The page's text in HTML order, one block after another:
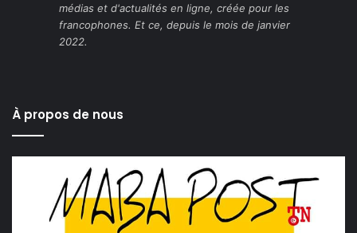
médias et d'actualités en ligne, créée pour les
francophones. Et ce, depuis le mois de janvier
2022.
À propos de nous